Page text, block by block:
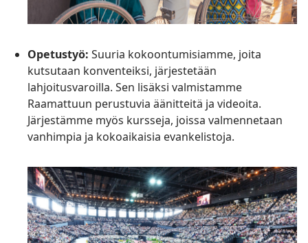
Opetustyö: Suuria kokoontumisiamme, joita
kutsutaan konventeiksi, järjestetään
lahjoitusvaroilla. Sen lisäksi valmistamme
Raamattuun perustuvia äänitteitä ja videoita.
Järjestämme myös kursseja, joissa valmennetaan
vanhimpia ja kokoaikaisia evankelistoja.